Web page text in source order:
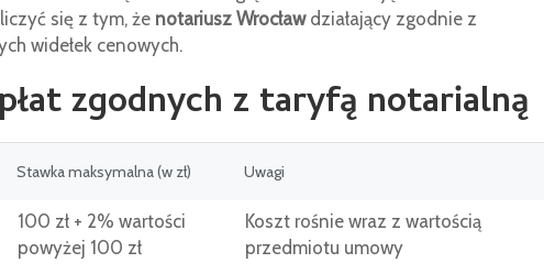
się z tym, że notariusz Wrocławdziałający zgodnie z
widełek cenowych.
zgodnych z taryfą notarialną
Stawka maksymalna (w zł) Uwagi
100 zł + 2% wartości
powyżej 100 zł
Koszt rośnie wraz z wartością
przedmiotu umowy